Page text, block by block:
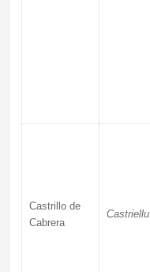
Castrillo de
Cabrera
Castriellu